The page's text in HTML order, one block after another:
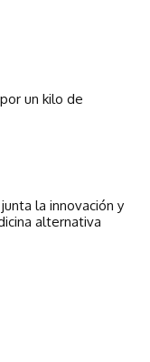
un kilo de
la innovación y
alternativa